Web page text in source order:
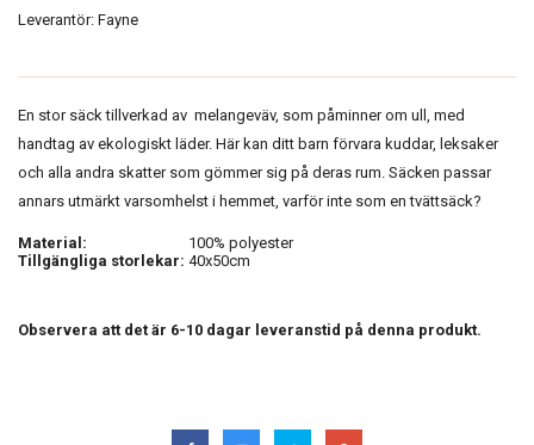
Leverantör: Fayne
En stor säck tillverkad av melangeväv, som påminner om ull, med
handtag av ekologiskt läder. Här kan ditt barn förvara kuddar, leksaker
och alla andra skatter som gömmer sig på deras rum. Säcken passar
annars utmärkt varsomhelst i hemmet, varför inte som en tvättsäck?
Material:
100% polyester
Tillgängliga storlekar: 40x50cm
Observera att det är 6-10 dagar leveranstid på denna produkt.